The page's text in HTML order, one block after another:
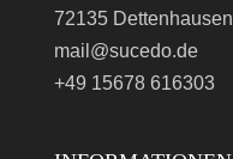
72135 Dettenhausen
mail@sucedo.de
+49 15678 616303